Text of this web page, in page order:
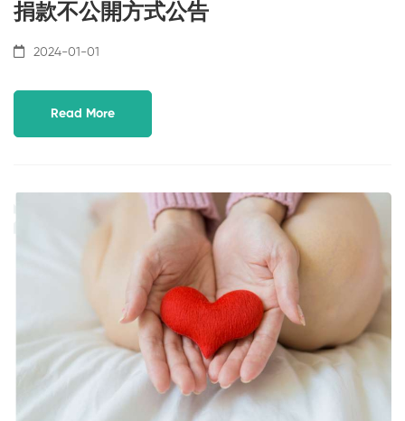
捐款不公開方式公告
2024-01-01
Read More